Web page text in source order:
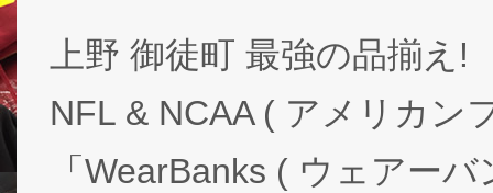
上野 御徒町 最強の品揃え!
NFL & NCAA ( アメリカン
「WearBanks ( ウェアー